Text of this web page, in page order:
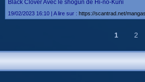
Black Clover Avec le shogun de Hi-no-Kuni
19/02/2023 16:10 | A lire sur : https://scantrad.net/
1 2